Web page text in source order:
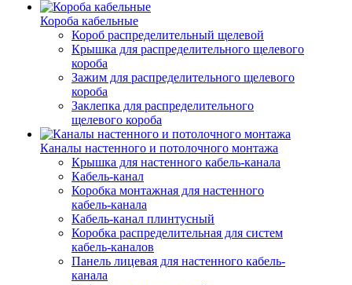
Короба кабельные
Короб распределительный щелевой
Крышка для распределительного щелевого
короба
Зажим для распределительного щелевого
короба
Заклепка для распределительного
щелевого короба
Каналы настенного и потолочного монтажа
Крышка для настенного кабель-канала
Кабель-канал
Коробка монтажная для настенного
кабель-канала
Кабель-канал плинтусный
Коробка распределительная для систем
кабель-каналов
Панель лицевая для настенного кабель-
канала